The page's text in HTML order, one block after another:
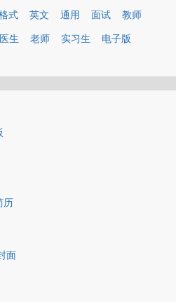
式 英文 通用 面试 教师
医生 老师 实习生 电子版
历
面